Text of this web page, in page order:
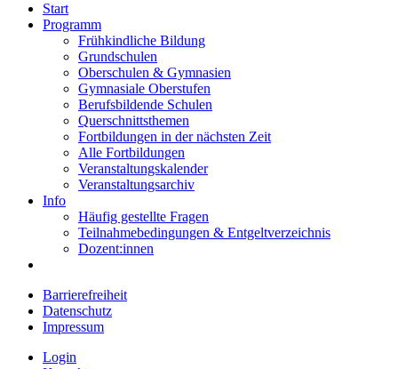
Start
Programm
Frühkindliche Bildung
Grundschulen
Oberschulen & Gymnasien
Gymnasiale Oberstufen
Berufsbildende Schulen
Querschnittsthemen
Fortbildungen in der nächsten Zeit
Alle Fortbildungen
Veranstaltungskalender
Veranstaltungsarchiv
Info
Häufig gestellte Fragen
Teilnahmebedingungen & Entgeltverzeichnis
Dozent:innen
Barrierefreiheit
Datenschutz
Impressum
Login